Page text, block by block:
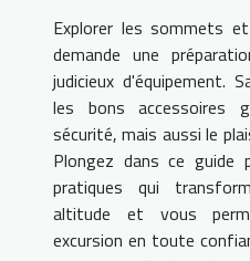
Explorer les sommets
demande une
judicieux d'équipement.
les bons accessoires
sécurité, mais aussi le
Plongez dans ce guide
pratiques qui
altitude et vous
excursion en toute